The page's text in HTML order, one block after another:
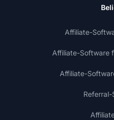
Affiliate-
Affiliate-Software
Affiliate-